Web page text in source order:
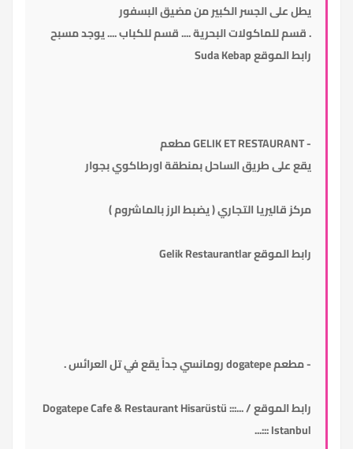
يطل على الجسر الكبير من مضيق البسفور
. قسم للماكولات البحرية .... قسم للكباب .... يوجد مسبح
رابط الموقعSuda Kebap
-GELIK ET RESTAURANT مطعم
يقع على طريق الساحل بمنطقة اورطاكوي بجوار
مركز قاليريا التجاري ( يضبط الرز بالماشروم )
رابط الموقعGelik Restaurantlar
- مطعمdogatepeرومانسي جداً يقع في تل العرائس .
رابط الموقع /
...::: Dogatepe Cafe & Restaurant Hisarüstü
Istanbul :::...